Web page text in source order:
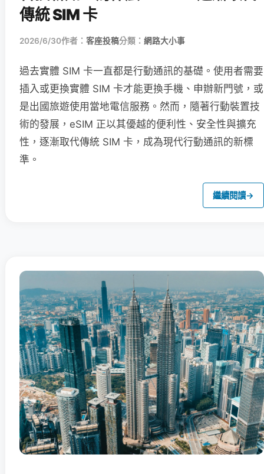
傳統 SIM 卡
2026/6/30作者： 客座投稿分類： 網路大小事
過去實體 SIM 卡一直都是行動通訊的基礎。使用者需要
插入或更換實體 SIM 卡才能更換手機、申辦新門號，或
是出國旅遊使用當地電信服務。然而，隨著行動裝置技
術的發展，eSIM 正以其優越的便利性、安全性與擴充
性，逐漸取代傳統 SIM 卡，成為現代行動通訊的新標
準。
繼續閱讀→